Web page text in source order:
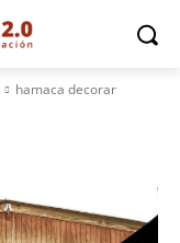
hamaca decorar